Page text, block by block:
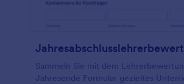
Sammeln Sie mit dem
Jahresende Formular gezieltes